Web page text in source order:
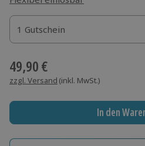
1 Gutschein
1 Gutschein
1 Gutschein
49,90 €
zzgl. Versand (inkl. MwSt.)
In den